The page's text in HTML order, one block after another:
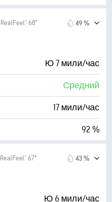
66° F
0 (Темно)
99 %
0.02 дюйм.
RealFeel® 68° 49 %
Ю 7 мили/час
Средний
17 мили/час
92 %
98 %
RealFeel® 67° 43 %
Ю 6 мили/час